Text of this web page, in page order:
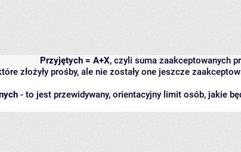
Przyjętych = A+X, czyli suma zaakceptowanych
złożyły prośby, ale nie zostały one jeszcze
- to jest przewidywany, orientacyjny limit osób, jakie